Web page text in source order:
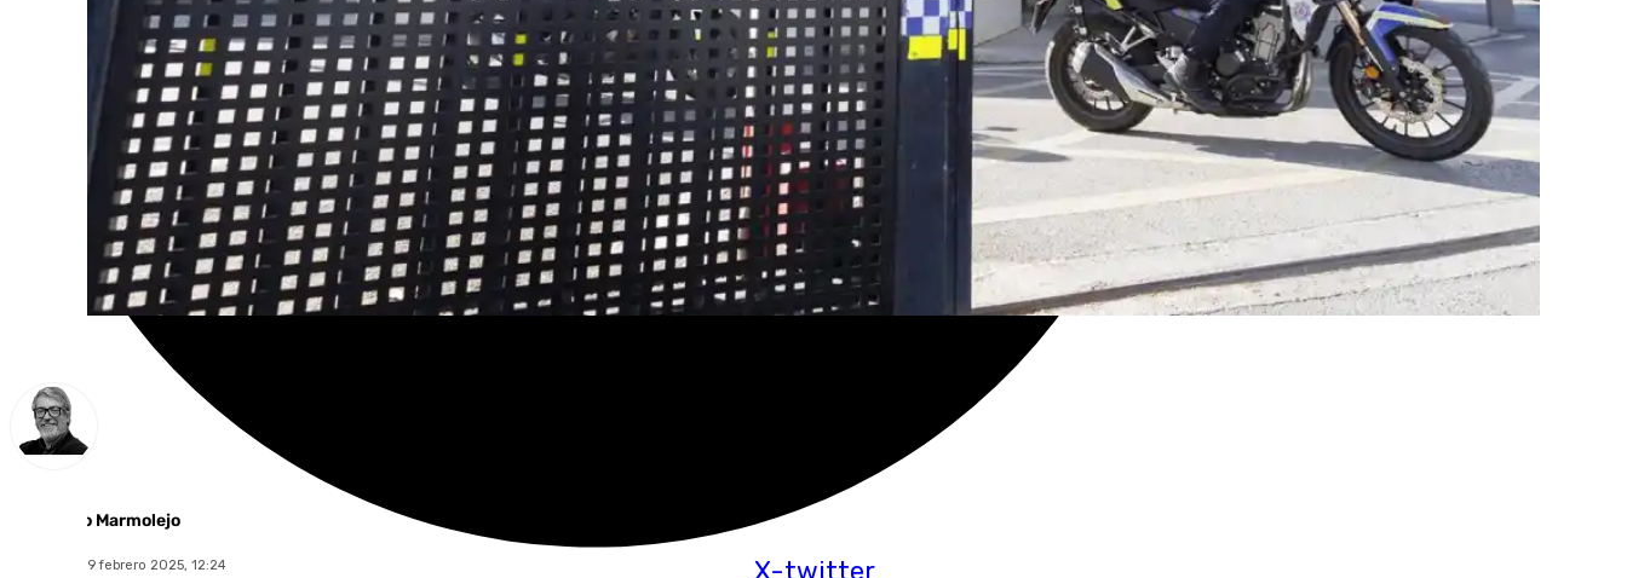
X-twitter
Francisco Marmolejo
miércoles, 19 febrero 2025, 12:24